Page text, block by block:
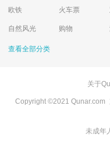
欧铁 火车票
自然风光 购物
查看全部分类
关于
Copyright ©2021 Qunar.com
未成年